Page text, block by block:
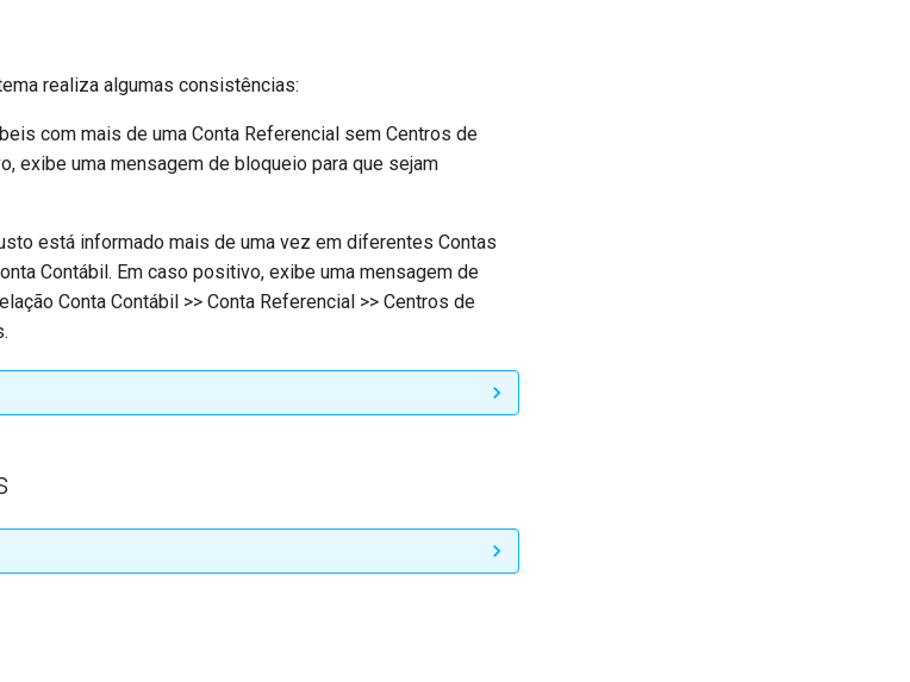
realiza algumas consistências:
com mais de uma Conta Referencial sem Centros de
exibe uma mensagem de bloqueio para que sejam
está informado mais de uma vez em diferentes Contas
Contábil. Em caso positivo, exibe uma mensagem de
Conta Contábil >> Conta Referencial >> Centros de